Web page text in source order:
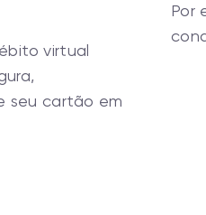
virtual
seu cartão em
Por